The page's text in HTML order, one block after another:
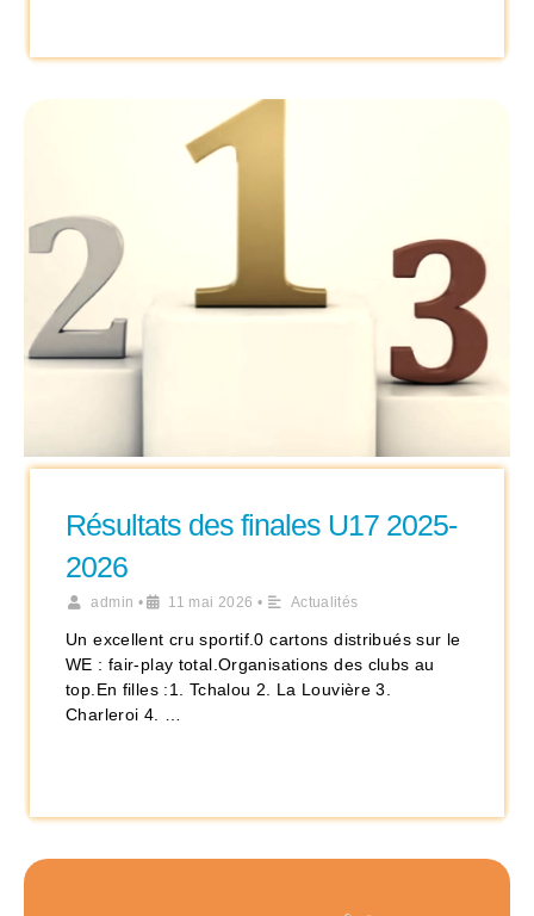
Résultats des finales U17 2025-
2026
admin • 11 mai 2026 • Actualités
Un excellent cru sportif.0 cartons distribués sur le
WE : fair-play total.Organisations des clubs au
top.En filles :1. Tchalou 2. La Louvière 3.
Charleroi 4. …